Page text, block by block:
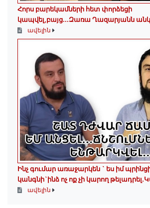
Հորս բարեկամների հետ փորձեցի
կապվել,բայց...Զառա Ղազարյանն
ավելին
Ինչ գումար առաջարկեն ` ես իմ
կանգնի`ինձ ոչ ոք չի կարող
ավելին